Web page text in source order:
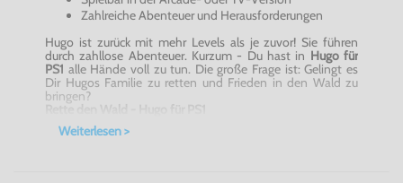
Zahlreiche Abenteuer und Herausforderungen
Hugo ist zurück mit mehr Levels als je zuvor! Sie führen
durch zahllose Abenteuer. Kurzum - Du hast in Hugo für
PS1 alle Hände voll zu tun. Die große Frage ist: Gelingt es
Dir Hugos Familie zu retten und Frieden in den Wald zu
bringen?
Weiterlesen >